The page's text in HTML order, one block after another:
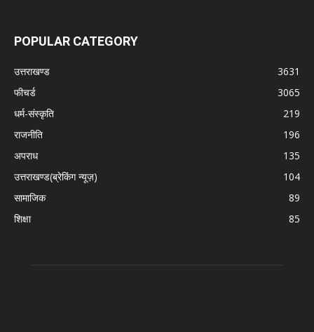
POPULAR CATEGORY
उत्तराखण्ड
3631
फीचर्ड
3065
धर्म-संस्कृति
219
राजनीति
196
अपराध
135
उत्तराखण्ड(ब्रेकिंग न्यूज़)
104
सामाजिक
89
शिक्षा
85